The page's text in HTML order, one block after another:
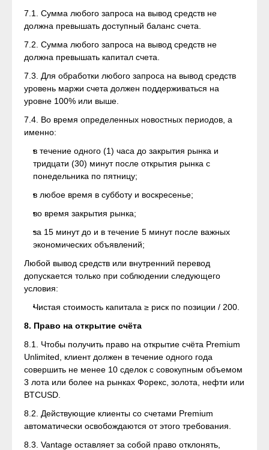
7.1. Сумма любого запроса на вывод средств не
должна превышать доступный баланс счета.
7.2. Сумма любого запроса на вывод средств не
должна превышать капитал счета.
7.3. Для обработки любого запроса на вывод средств
уровень маржи счета должен поддерживаться на
уровне 100% или выше.
7.4. Во время определенных новостных периодов, а
именно:
в течение одного (1) часа до закрытия рынка и
тридцати (30) минут после открытия рынка с
понедельника по пятницу;
в любое время в субботу и воскресенье;
во время закрытия рынка;
за 15 минут до и в течение 5 минут после важных
экономических объявлений;
Любой вывод средств или внутренний перевод
допускается только при соблюдении следующего
условия:
Чистая стоимость капитала ≥ риск по позиции / 200.
8. Право на открытие счёта
8.1. Чтобы получить право на открытие счёта Premium
Unlimited, клиент должен в течение одного года
совершить не менее 10 сделок с совокупным объемом
3 лота или более на рынках Форекс, золота, нефти или
BTCUSD.
8.2. Действующие клиенты со счетами Premium
автоматически освобождаются от этого требования.
8.3. Vantage оставляет за собой право отклонять,